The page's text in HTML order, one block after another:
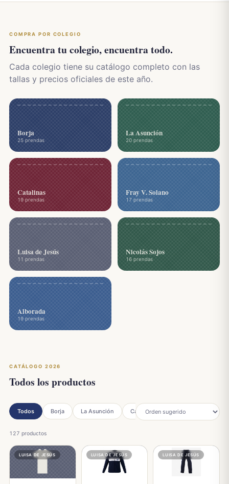
COMPRA POR COLEGIO
Encuentra tu colegio, encuentra todo.
Cada colegio tiene su catálogo completo con las
tallas y precios oficiales de este año.
Borja
25 prendas
La Asunción
20 prendas
Catalinas
19 prendas
Fray V. Solano
17 prendas
Luisa de Jesús
11 prendas
Nicolás Sojos
16 prendas
Alborada
19 prendas
CATÁLOGO 2026
Todos los productos
Todos Borja La Asunción Catalinas Fray V. Solano
127 productos
LUISA DE JESÚS LUISA DE JESÚS LUISA DE JESÚS